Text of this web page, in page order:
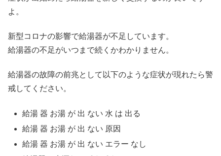
よ。
新型コロナの影響で給湯器が不足しています。
給湯器の不足がいつまで続くかわかりません。
給湯器の故障の前兆として以下のような症状が現れたら警
戒してください。
給湯 器 お湯 が 出 ない 水 は 出る
給湯 器 お湯 が 出 ない 原因
給湯 器 お湯 が 出 ない エラー なし